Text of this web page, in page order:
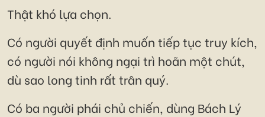
Thật khó lựa chọn.
Có người quyết định muốn tiếp tục truy kích,
có người nói không ngại trì hoãn một chút,
dù sao long tinh rất trân quý.
Có ba người phái chủ chiến, dùng Bách Lý